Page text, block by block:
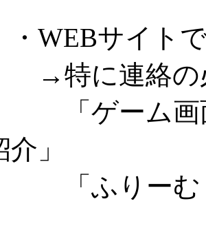
サイトでゲ
連絡の必
ム画面の
」
ーむ・ゲ